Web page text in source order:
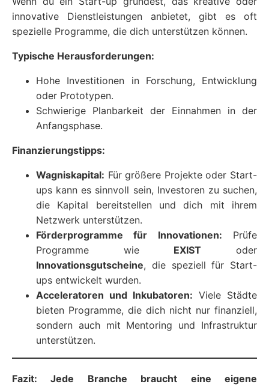
innovative Dienstleistungen anbietet, gibt es oft
spezielle Programme, die dich unterstützen können.
Typische Herausforderungen:
Hohe Investitionen in Forschung, Entwicklung
oder Prototypen.
Schwierige Planbarkeit der Einnahmen in der
Anfangsphase.
Finanzierungstipps:
Wagniskapital: Für größere Projekte oder Start-
ups kann es sinnvoll sein, Investoren zu suchen,
die Kapital bereitstellen und dich mit ihrem
Netzwerk unterstützen.
Förderprogramme für Innovationen: Prüfe
Programme wie EXIST oder
Innovationsgutscheine, die speziell für Start-
ups entwickelt wurden.
Acceleratoren und Inkubatoren: Viele Städte
bieten Programme, die dich nicht nur finanziell,
sondern auch mit Mentoring und Infrastruktur
unterstützen.
Fazit: Jede Branche braucht eine eigene